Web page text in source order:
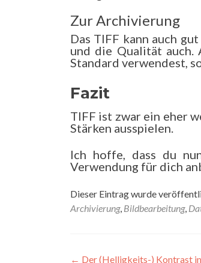
Zur Archivierung
Das TIFF kann auch
und die Qualität auch.
Standard verwendest,
Fazit
TIFF ist zwar ein eher
Stärken ausspielen.
Ich hoffe, dass du
Verwendung für dich
Dieser Eintrag wurde
Archivierung, Bildbearbeitung,
← Der (Helligkeits-) Kontrast